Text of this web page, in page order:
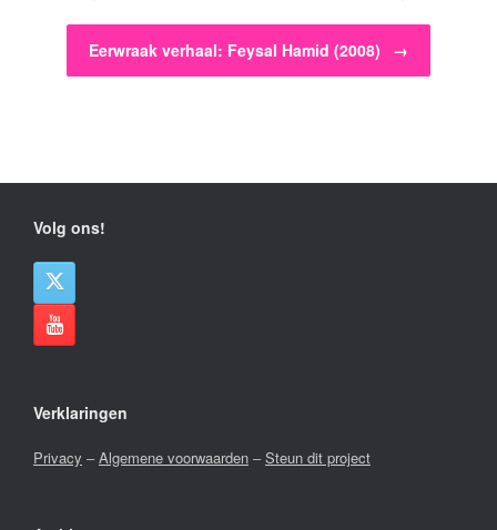
Eerwraak verhaal: Feysal Hamid (2008) →
Volg ons!
Verklaringen
Privacy –Algemene voorwaarden –Steun dit project